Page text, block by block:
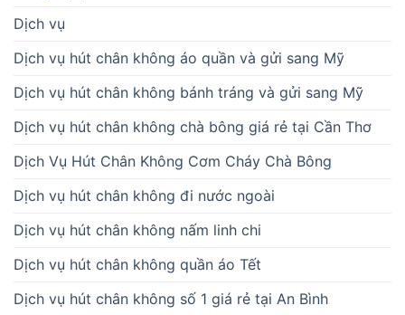
Dịch vụ
Dịch vụ hút chân không áo quần và gửi sang Mỹ
Dịch vụ hút chân không bánh tráng và gửi sang Mỹ
Dịch vụ hút chân không chà bông giá rẻ tại Cần Thơ
Dịch Vụ Hút Chân Không Cơm Cháy Chà Bông
Dịch vụ hút chân không đi nước ngoài
Dịch vụ hút chân không nấm linh chi
Dịch vụ hút chân không quần áo Tết
Dịch vụ hút chân không số 1 giá rẻ tại An Bình